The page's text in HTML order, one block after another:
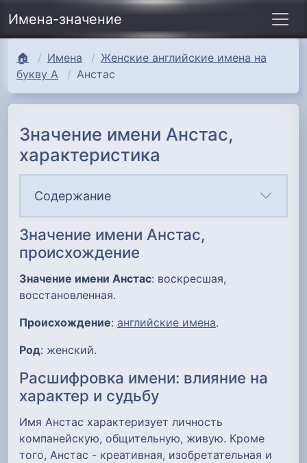
Имена-значение
🏠 Имена
Женские английские имена на
букву А
Анстас
Значение имени Анстас,
характеристика
Содержание
Значение имени Анстас,
происхождение
Значение имени Анстас: воскресшая,
восстановленная.
Происхождение: английские имена.
Род: женский.
Расшифровка имени: влияние на
характер и судьбу
Имя Анстас характеризует личность
компанейскую, общительную, живую. Кроме
того, Анстас - креативная, изобретательная и